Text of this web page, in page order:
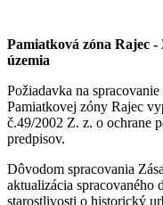
Pamiatková zóna Rajec
územia
Požiadavka na
Pamiatkovej zóny Rajec
č.49/2002 Z. z. o ochrane
predpisov.
Dôvodom spracovania
aktualizácia spracovaného
starostlivosti o historický